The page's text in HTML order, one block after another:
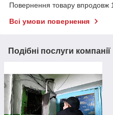
Повернення товару впродовж
Всі умови повернення
Подібні послуги компанії